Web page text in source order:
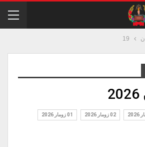
19
02 زومار 2026 01 زومار 2026